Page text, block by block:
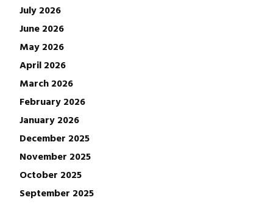
July 2026
June 2026
May 2026
April 2026
March 2026
February 2026
January 2026
December 2025
November 2025
October 2025
September 2025